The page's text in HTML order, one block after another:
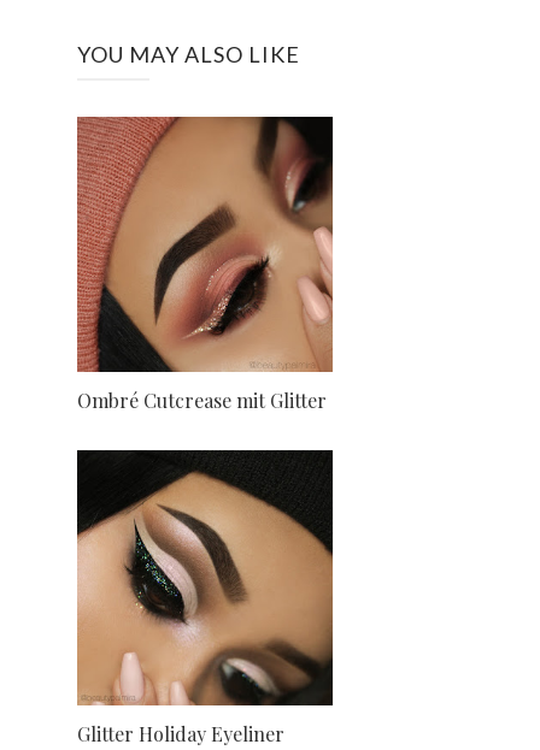
YOU MAY ALSO LIKE
Ombré Cutcrease mit Glitter
Glitter Holiday Eyeliner